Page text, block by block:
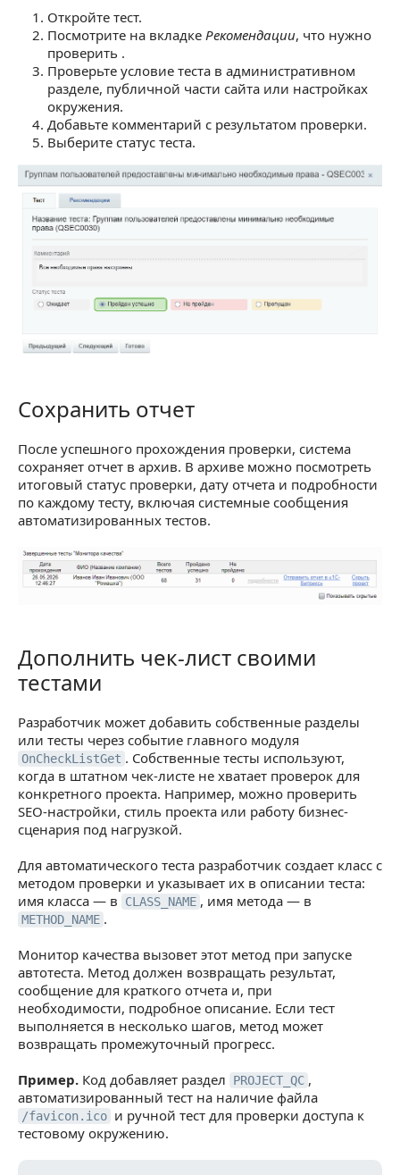
Откройте тест.
Посмотрите на вкладке Рекомендации, что нужно
проверить .
Проверьте условие теста в административном
разделе, публичной части сайта или настройках
окружения.
Добавьте комментарий с результатом проверки.
Выберите статус теста.
Сохранить отчет
Сохранить отчет
После успешного прохождения проверки, система
сохраняет отчет в архив. В архиве можно посмотреть
итоговый статус проверки, дату отчета и подробности
по каждому тесту, включая системные сообщения
автоматизированных тестов.
Дополнить чек-лист своими тестами
Дополнить чек-лист своими
тестами
Разработчик может добавить собственные разделы
или тесты через событие главного модуля
OnCheckListGet . Собственные тесты используют,
когда в штатном чек-листе не хватает проверок для
конкретного проекта. Например, можно проверить
SEO-настройки, стиль проекта или работу бизнес-
сценария под нагрузкой.
Для автоматического теста разработчик создает класс с
методом проверки и указывает их в описании теста:
имя класса — в
CLASS_NAME , имя метода — в
METHOD_NAME .
Монитор качества вызовет этот метод при запуске
автотеста. Метод должен возвращать результат,
сообщение для краткого отчета и, при
необходимости, подробное описание. Если тест
выполняется в несколько шагов, метод может
возвращать промежуточный прогресс.
Пример. Код добавляет раздел PROJECT_QC ,
автоматизированный тест на наличие файла
/favicon.ico и ручной тест для проверки доступа к
тестовому окружению.